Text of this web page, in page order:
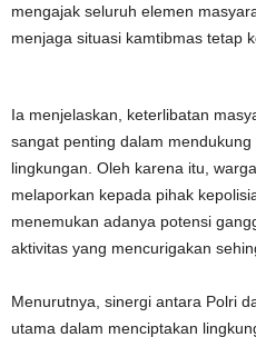
mengajak seluruh elemen
menjaga situasi kamtibmas tetap
Ia menjelaskan, keterlibatan
sangat penting dalam
lingkungan. Oleh karena itu,
melaporkan kepada pihak
menemukan adanya potensi
aktivitas yang mencurigakan
Menurutnya, sinergi antara Polri
utama dalam menciptakan